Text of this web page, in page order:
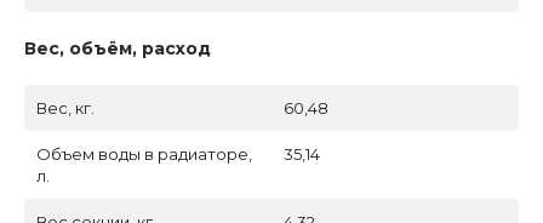
Вес, объём, расход
Вес, кг. 60,48
Объем воды в радиаторе,
л.
35,14